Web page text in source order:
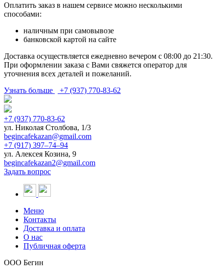
Оплатить заказ в нашем сервисе можно несколькими
способами:
наличным при самовывозе
банковской картой на сайте
Доставка осуществляется ежедневно вечером с 08:00 до 21:30.
При оформлении заказа с Вами свяжется оператор для
уточнения всех деталей и пожеланий.
Узнать больше
+7 (937) 770-83-62
+7 (937) 770-83-62
ул. Николая Столбова, 1/3
begincafekazan@gmail.com
+7 (917) 397‒74‒94
ул. Алексея Козина, 9
begincafekazan2@gmail.com
Задать вопрос
Меню
Контакты
Доставка и оплата
О нас
Публичная оферта
ООО Бегин